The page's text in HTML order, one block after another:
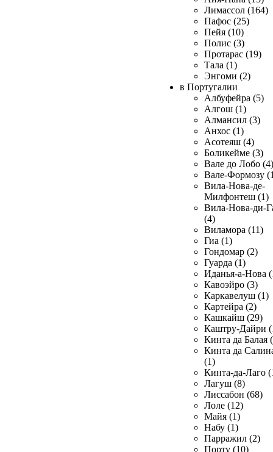
Лимассол (164)
Пафос (25)
Пейя (10)
Полис (3)
Протарас (19)
Тала (1)
Энгоми (2)
в Португалии
Албуфейра (5)
Алгош (1)
Алмансил (3)
Анхос (1)
Асотеяш (4)
Боликейме (3)
Вале до Лобо (4)
Вале-Формозу
Вила-Нова-де-
Милфонтеш (1)
Вила-Нова-ди-
(4)
Виламора (11)
Гиа (1)
Гондомар (2)
Гуарда (1)
Иданья-а-Нова
Кавоэйро (3)
Каркавелуш (1)
Картейра (2)
Кашкайш (29)
Каштру-Дайри
Кинта да Балая
Кинта да
(1)
Кинта-да-Лаго
Лагуш (8)
Лиссабон (68)
Лоле (12)
Майя (1)
Набу (1)
Парражил (2)
Порту (10)